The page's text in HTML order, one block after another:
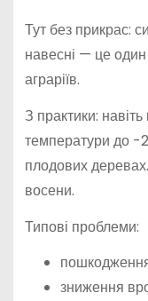
Тут без прикрас:
навесні — це один
аграріїв.
З практики:
температури до -
плодових
восени.
Типові проблеми:
пошкодження
зниження